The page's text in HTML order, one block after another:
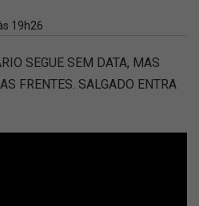
19h26
SEGUE SEM DATA, MAS
FRENTES. SALGADO ENTRA